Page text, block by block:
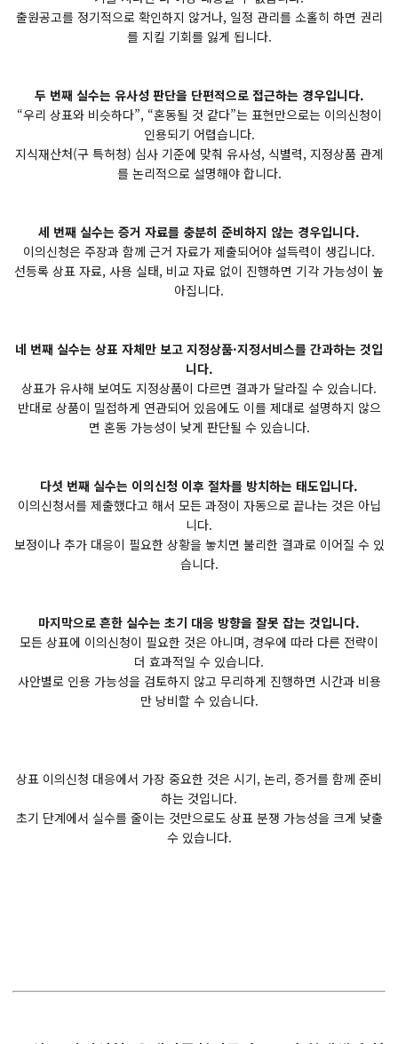
출원공고를 정기적으로 확인하지 않거나, 일정 관리를 소홀히 하면 권리
를 지킬 기회를 잃게 됩니다.
두 번째 실수는 유사성 판단을 단편적으로 접근하는 경우입니다.
“우리 상표와 비슷하다”, “혼동될 것 같다”는 표현만으로는 이의신청이
인용되기 어렵습니다.
지식재산처(구 특허청) 심사 기준에 맞춰 유사성, 식별력, 지정상품 관계
를 논리적으로 설명해야 합니다.
세 번째 실수는 증거 자료를 충분히 준비하지 않는 경우입니다.
이의신청은 주장과 함께 근거 자료가 제출되어야 설득력이 생깁니다.
선등록 상표 자료, 사용 실태, 비교 자료 없이 진행하면 기각 가능성이 높
아집니다.
네 번째 실수는 상표 자체만 보고 지정상품·지정서비스를 간과하는 것입
니다.
상표가 유사해 보여도 지정상품이 다르면 결과가 달라질 수 있습니다.
반대로 상품이 밀접하게 연관되어 있음에도 이를 제대로 설명하지 않으
면 혼동 가능성이 낮게 판단될 수 있습니다.
다섯 번째 실수는 이의신청 이후 절차를 방치하는 태도입니다.
이의신청서를 제출했다고 해서 모든 과정이 자동으로 끝나는 것은 아닙
니다.
보정이나 추가 대응이 필요한 상황을 놓치면 불리한 결과로 이어질 수 있
습니다.
마지막으로 흔한 실수는 초기 대응 방향을 잘못 잡는 것입니다.
모든 상표에 이의신청이 필요한 것은 아니며, 경우에 따라 다른 전략이
더 효과적일 수 있습니다.
사안별로 인용 가능성을 검토하지 않고 무리하게 진행하면 시간과 비용
만 낭비할 수 있습니다.
상표 이의신청 대응에서 가장 중요한 것은 시기, 논리, 증거를 함께 준비
하는 것입니다.
초기 단계에서 실수를 줄이는 것만으로도 상표 분쟁 가능성을 크게 낮출
수 있습니다.